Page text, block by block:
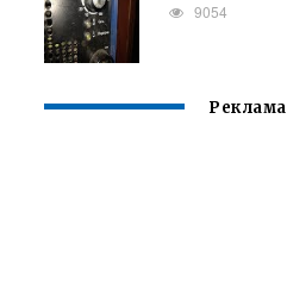
9054
Реклама